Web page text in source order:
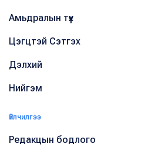
Амьдралын түүх
Цэгцтэй Сэтгэх
Дэлхий
Нийгэм
Үйлчилгээ
Редакцын бодлого